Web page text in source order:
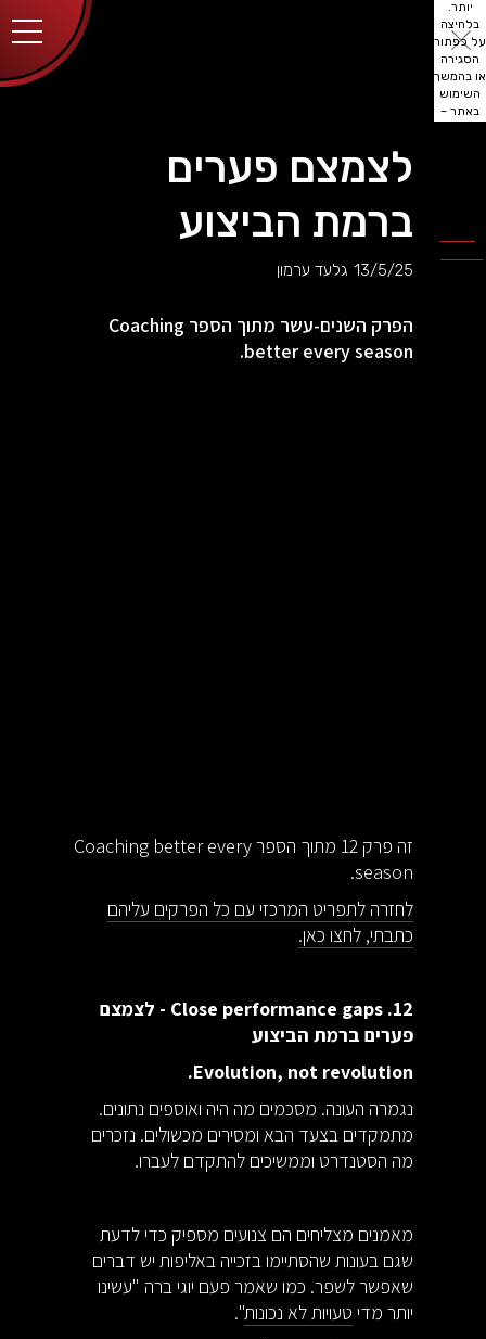
יותר.
בלחיצה
על כפתור
הסגירה
או בהמשך
השימוש
באתר –
לצמצם פערים
ברמת הביצוע
13/5/25 גלעד ערמון
הפרק השנים-עשר מתוך הספר Coaching
better every season.
זה פרק 12 מתוך הספר Coaching better every
season.
לחזרה לתפריט המרכזי עם כל הפרקים עליהם
כתבתי, לחצו כאן.
12. Close performance gaps - לצמצם
פערים ברמת הביצוע
Evolution, not revolution.
נגמרה העונה. מסכמים מה היה ואוספים נתונים.
מתמקדים בצעד הבא ומסירים מכשולים. נזכרים
מה הסטנדרט וממשיכים להתקדם לעברו.
מאמנים מצליחים הם צנועים מספיק כדי לדעת
שגם בעונות שהסתיימו בזכייה באליפות יש דברים
שאפשר לשפר. כמו שאמר פעם יוגי ברה "עשינו
יותר מדי טעויות לא נכונות".